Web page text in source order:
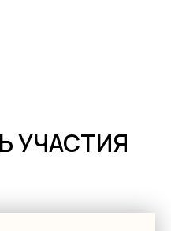
УЧАСТИЯ